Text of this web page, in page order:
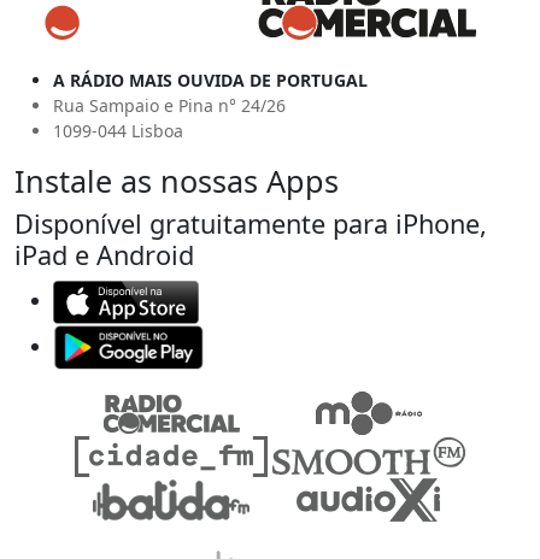
A RÁDIO MAIS OUVIDA DE PORTUGAL
Rua Sampaio e Pina n° 24/26
1099-044 Lisboa
Instale as nossas Apps
Disponível gratuitamente para iPhone,
iPad e Android